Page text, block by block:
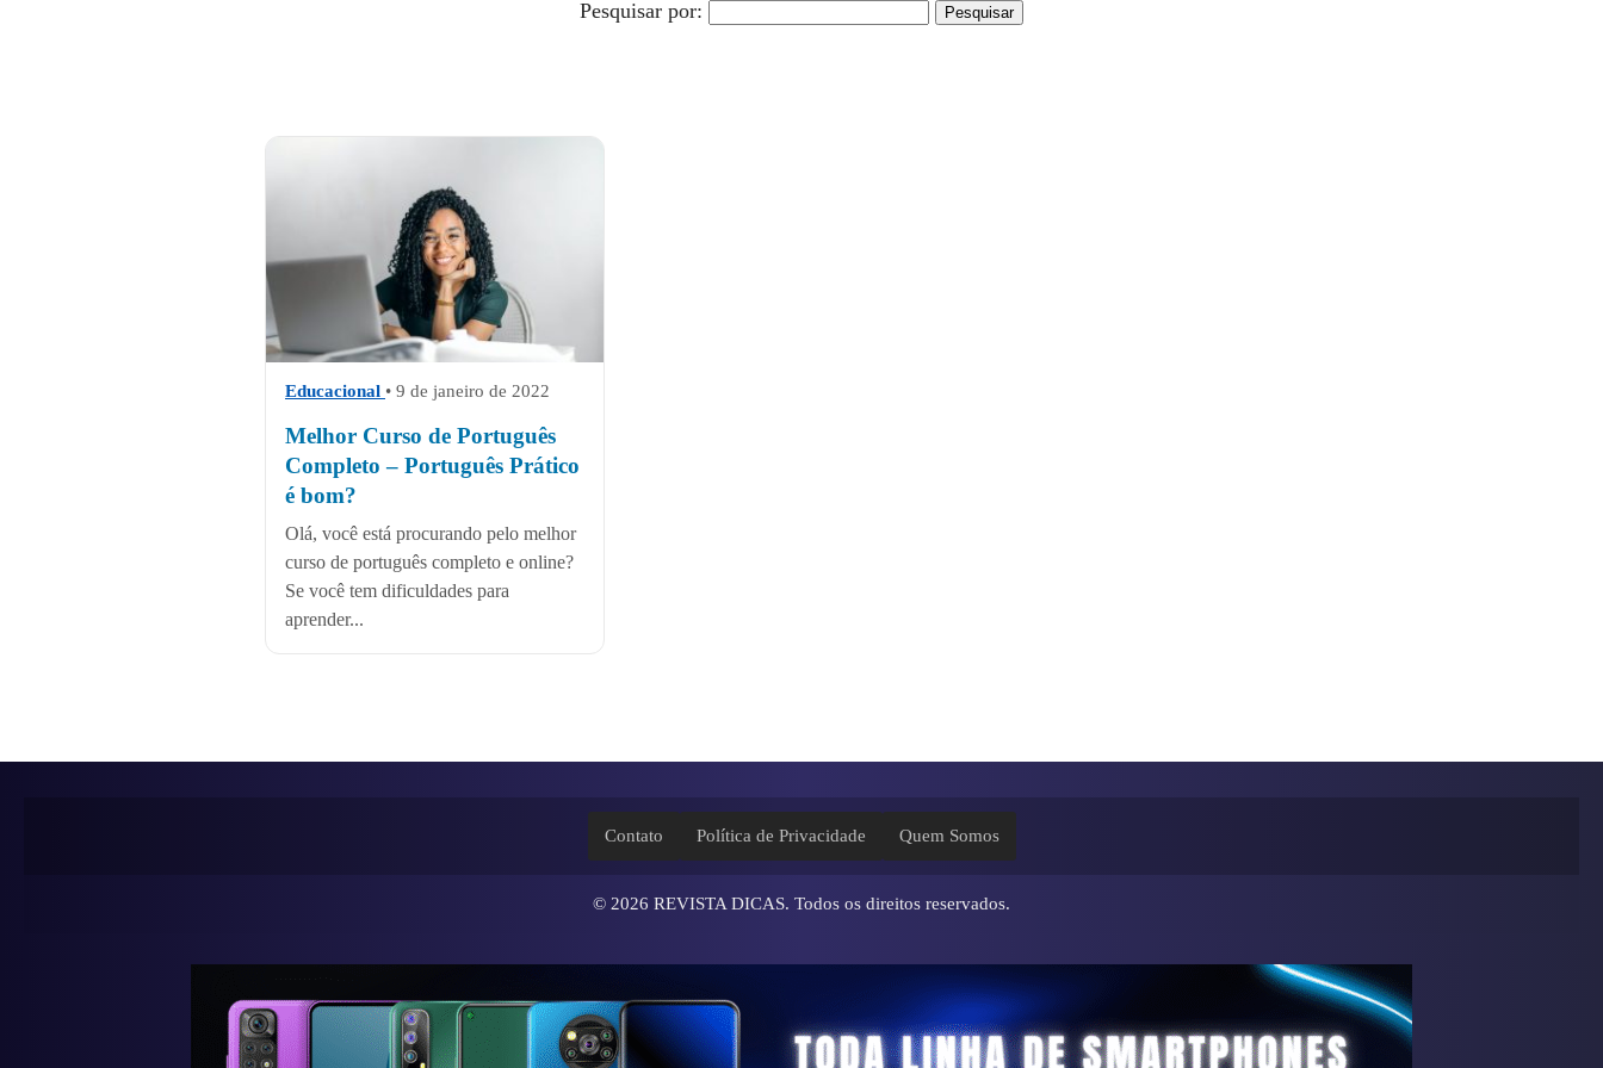
Pesquisar por:
Educacional • 9 de janeiro de 2022
Melhor Curso de Português
Completo – Português Prático
é bom?
Olá, você está procurando pelo melhor
curso de português completo e online?
Se você tem dificuldades para
aprender...
Contato Política de Privacidade Quem Somos
© 2026 REVISTA DICAS. Todos os direitos reservados.